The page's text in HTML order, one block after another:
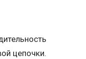
цепочки.